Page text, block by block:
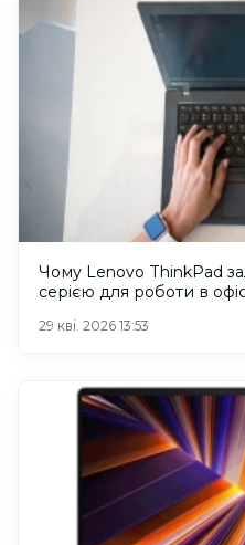
Чому Lenovo ThinkPad
серією для роботи в
29 кві. 2026 13:53